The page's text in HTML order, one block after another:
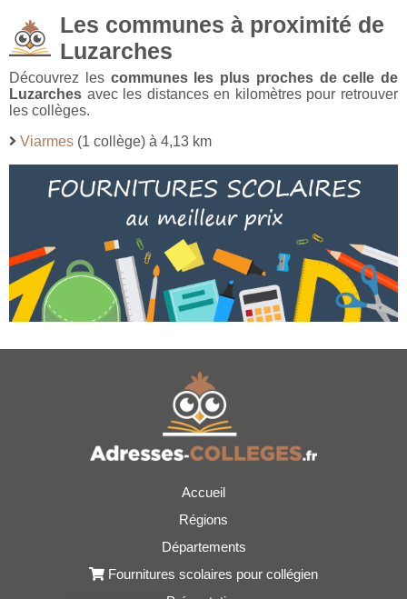
Les communes à proximité de
Luzarches
Découvrez les communes les plus proches de celle de
Luzarches avec les distances en kilomètres pour retrouver
les collèges.
Viarmes (1 collège) à 4,13 km
Accueil
Régions
Départements
Fournitures scolaires pour collégien